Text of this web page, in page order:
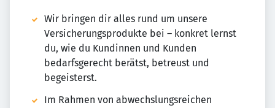
Wir bringen dir alles rund um unsere
Versicherungsprodukte bei – konkret lernst
du, wie du Kundinnen und Kunden
bedarfsgerecht berätst, betreust und
begeisterst.
Im Rahmen von abwechslungsreichen